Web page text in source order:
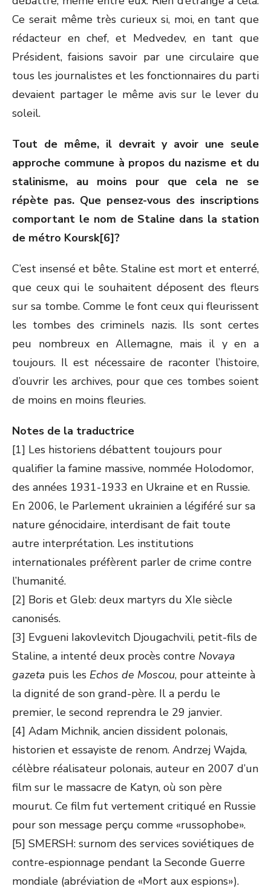
Ce serait même très curieux si, moi, en tant que
rédacteur en chef, et Medvedev, en tant que
Président, faisions savoir par une circulaire que
tous les journalistes et les fonctionnaires du parti
devaient partager le même avis sur le lever du
soleil.
Tout de même, il devrait y avoir une seule
approche commune à propos du nazisme et du
stalinisme, au moins pour que cela ne se
répète pas. Que pensez-vous des inscriptions
comportant le nom de Staline dans la station
de métro Koursk[6]?
C’est insensé et bête. Staline est mort et enterré,
que ceux qui le souhaitent déposent des fleurs
sur sa tombe. Comme le font ceux qui fleurissent
les tombes des criminels nazis. Ils sont certes
peu nombreux en Allemagne, mais il y en a
toujours. Il est nécessaire de raconter l’histoire,
d’ouvrir les archives, pour que ces tombes soient
de moins en moins fleuries.
Notes de la traductrice
[1] Les historiens débattent toujours pour
qualifier la famine massive, nommée Holodomor,
des années 1931-1933 en Ukraine et en Russie.
En 2006, le Parlement ukrainien a légiféré sur sa
nature génocidaire, interdisant de fait toute
autre interprétation. Les institutions
internationales préfèrent parler de crime contre
l’humanité.
[2] Boris et Gleb: deux martyrs du XIe siècle
canonisés.
[3] Evgueni Iakovlevitch Djougachvili, petit-fils de
Staline, a intenté deux procès contre Novaya
gazeta puis les Echos de Moscou, pour atteinte à
la dignité de son grand-père. Il a perdu le
premier, le second reprendra le 29 janvier.
[4] Adam Michnik, ancien dissident polonais,
historien et essayiste de renom. Andrzej Wajda,
célèbre réalisateur polonais, auteur en 2007 d’un
film sur le massacre de Katyn, où son père
mourut. Ce film fut vertement critiqué en Russie
pour son message perçu comme «russophobe».
[5] SMERSH: surnom des services soviétiques de
contre-espionnage pendant la Seconde Guerre
mondiale (abréviation de «Mort aux espions»).